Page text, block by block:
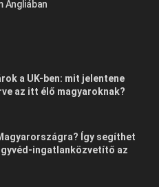
Angliában
a UK-ben: mit jelentene
az itt élő magyaroknak?
Így segíthet
ingatlanközvetítő az